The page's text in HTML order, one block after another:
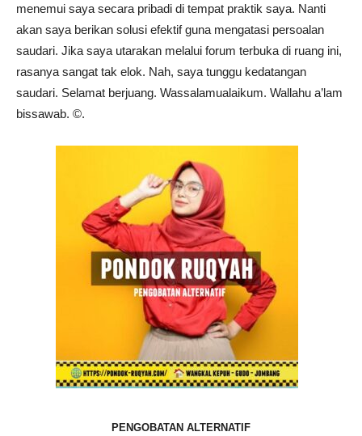
menemui saya secara pribadi di tempat praktik saya. Nanti
akan saya berikan solusi efektif guna mengatasi persoalan
saudari. Jika saya utarakan melalui forum terbuka di ruang ini,
rasanya sangat tak elok. Nah, saya tunggu kedatangan
saudari. Selamat berjuang. Wassalamualaikum. Wallahu a’lam
bissawab. ©️.
PENGOBATAN ALTERNATIF